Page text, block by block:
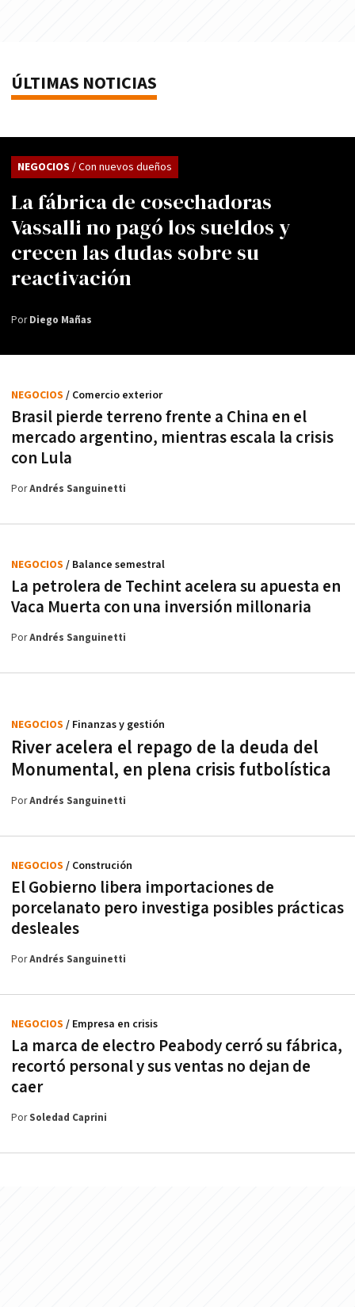
ÚLTIMAS NOTICIAS
La fábrica de cosechadoras
Vassalli no pagó los sueldos y
crecen las dudas sobre su
reactivación
NEGOCIOS / Con nuevos dueños
PorDiego Mañas
Brasil pierde terreno frente a China en el
mercado argentino, mientras escala la crisis
con Lula
NEGOCIOS / Comercio exterior
PorAndrés Sanguinetti
La petrolera de Techint acelera su apuesta en
Vaca Muerta con una inversión millonaria
NEGOCIOS / Balance semestral
PorAndrés Sanguinetti
River acelera el repago de la deuda del
Monumental, en plena crisis futbolística
NEGOCIOS / Finanzas y gestión
PorAndrés Sanguinetti
El Gobierno libera importaciones de
porcelanato pero investiga posibles prácticas
desleales
NEGOCIOS / Construción
PorAndrés Sanguinetti
La marca de electro Peabody cerró su fábrica,
recortó personal y sus ventas no dejan de
caer
NEGOCIOS / Empresa en crisis
PorSoledad Caprini